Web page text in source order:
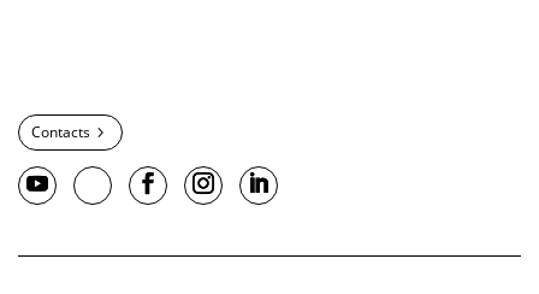
Contacts